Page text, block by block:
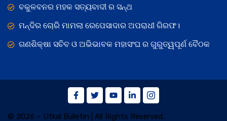
ବକୁଳବନର ମହକ ସତ୍ୟବାଦୀ ର ସନ୍ଥ
ମନ୍ଦିର ଚୋରି ମାମଲା ରେପେସାଦାର ଅପରାଧୀ ଗିରଫ।
ଗଣଶିକ୍ଷା ସଚିବ ଓ ଅଭିଭାବକ ମହାସଂଘ ର ଗୁରୁତ୍ୱପୂର୍ଣ ବୈଠକ
© 2026 – Utkal Bulletin | All Rights Reserved.